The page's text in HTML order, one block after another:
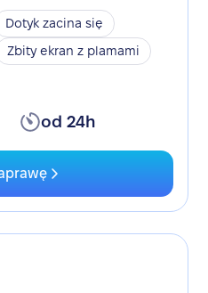
Dotyk zacina się
Zbity ekran z plamami
od 24h